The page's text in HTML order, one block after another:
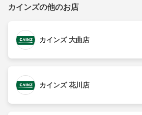
カインズの他のお店
カインズ 大曲店
カインズ 花川店